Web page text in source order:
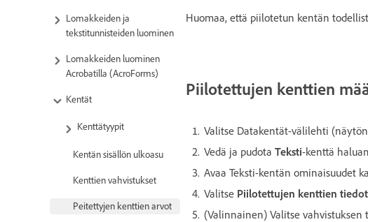
Lomakkeiden ja
tekstitunnisteiden luominen
Lomakkeiden luominen
Acrobatilla (AcroForms)
Kentät
Kenttätyypit
Kentän sisällön ulkoasu
Kenttien vahvistukset
Peitettyjen kenttien arvot
Huomaa, että piilotetun kentän
Piilotettujen kenttien
Valitse Datakentät-välilehti (näytön
Vedä ja pudota Teksti-kenttä
Avaa Teksti-kentän ominaisuudet
Valitse Piilotettujen kenttien tiedot
(Valinnainen) Valitse vahvistuksen